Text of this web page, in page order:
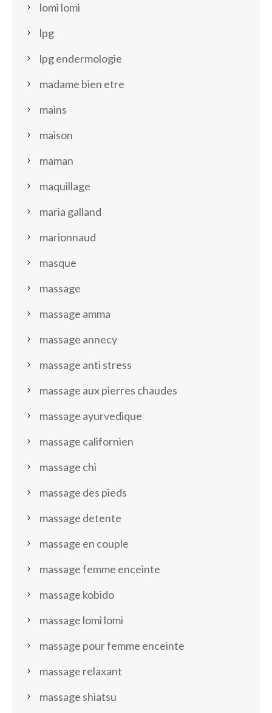
lomi lomi
lpg
lpg endermologie
madame bien etre
mains
maison
maman
maquillage
maria galland
marionnaud
masque
massage
massage amma
massage annecy
massage anti stress
massage aux pierres chaudes
massage ayurvedique
massage californien
massage chi
massage des pieds
massage detente
massage en couple
massage femme enceinte
massage kobido
massage lomi lomi
massage pour femme enceinte
massage relaxant
massage shiatsu